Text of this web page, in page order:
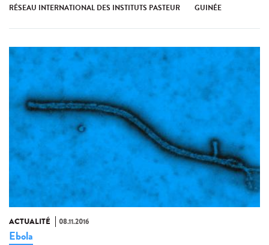
RÉSEAU INTERNATIONAL DES INSTITUTS PASTEUR GUINÉE
ACTUALITÉ 08.11.2016
Ebola